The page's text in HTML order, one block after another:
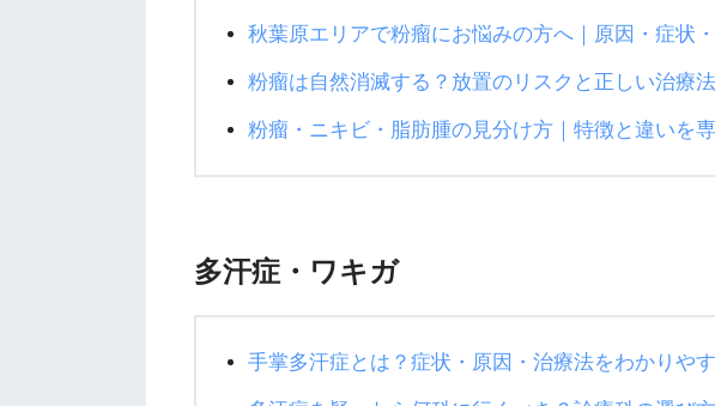
秋葉原エリアで粉瘤にお悩みの方へ｜原因・症状
粉瘤は自然消滅する？放置のリスクと正しい治療
粉瘤・ニキビ・脂肪腫の見分け方｜特徴と違いを
多汗症・ワキガ
手掌多汗症とは？症状・原因・治療法をわかりや